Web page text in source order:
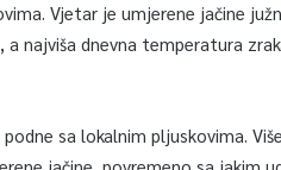
Vjetar je umjerene jačine
najviša dnevna temperatura
sa lokalnim pljuskovima.